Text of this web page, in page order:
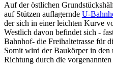
Auf der östlichen
auf Stützen auflagernde U-
der sich in einer leichten Kurve
Westlich davon befindet sich -
Bahnhof- die Freihaltetrasse für
Somit wird der Baukörper in den
Richtung durch die vorgenannten